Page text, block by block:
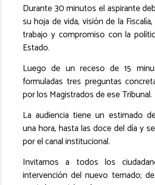
Durante 30 minutos el aspirante
su hoja de vida, visión de la
trabajo y compromiso con la
Estado.
Luego de un receso de 15
formuladas tres preguntas
por los Magistrados de ese Tribunal.
La audiencia tiene un estimado
una hora, hasta las doce del día y
por el canal institucional.
Invitamos a todos los
intervención del nuevo ternado;